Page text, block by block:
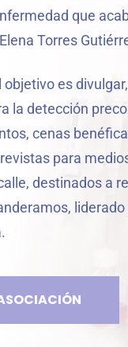
que
Torres
es
la detección
cenas
para
destinados a